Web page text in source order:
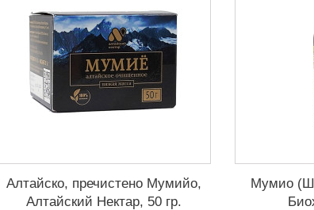
Алтайско, пречистено Мумийо,
Алтайский Нектар, 50 гр.
Мумио